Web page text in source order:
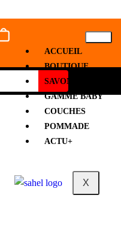
ACCUEIL
BOUTIQUE
SAVON
GAMME BABY
COUCHES
POMMADE
ACTU+
X